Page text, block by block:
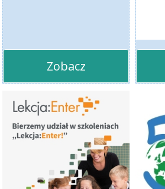
Zobacz